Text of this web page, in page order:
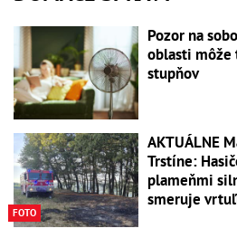
Pozor na
oblasti
stupňov
FOTO
AKTUÁLNE
Trstíne:
plameňmi silný
smeruje